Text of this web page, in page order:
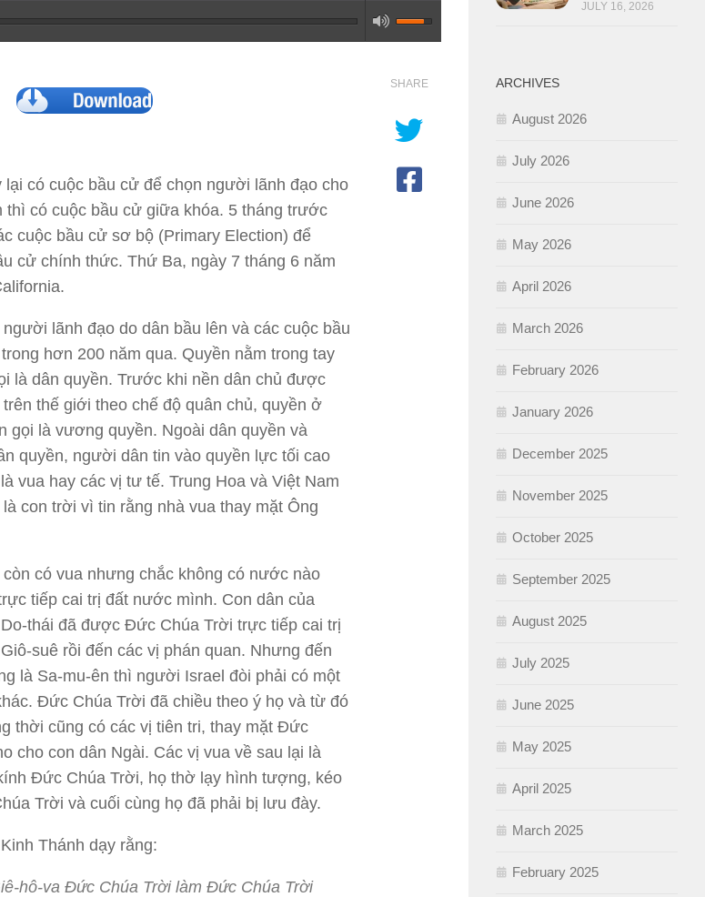
lại có cuộc bầu cử để chọn người lãnh đạo cho
thì có cuộc bầu cử giữa khóa. 5 tháng trước
cuộc bầu cử sơ bộ (Primary Election) để
cử chính thức. Thứ Ba, ngày 7 tháng 6 năm
lãnh đạo do dân bầu lên và các cuộc bầu
hơn 200 năm qua. Quyền nằm trong tay
là dân quyền. Trước khi nền dân chủ được
thế giới theo chế độ quân chủ, quyền ở
gọi là vương quyền. Ngoài dân quyền và
quyền, người dân tin vào quyền lực tối cao
vua hay các vị tư tế. Trung Hoa và Việt Nam
con trời vì tin rằng nhà vua thay mặt Ông
có vua nhưng chắc không có nước nào
tiếp cai trị đất nước mình. Con dân của
thái đã được Đức Chúa Trời trực tiếp cai trị
suê rồi đến các vị phán quan. Nhưng đến
là Sa-mu-ên thì người Israel đòi phải có một
Đức Chúa Trời đã chiều theo ý họ và từ đó
thời cũng có các vị tiên tri, thay mặt Đức
cho con dân Ngài. Các vị vua về sau lại là
Đức Chúa Trời, họ thờ lạy hình tượng, kéo
Trời và cuối cùng họ đã phải bị lưu đày.
Thánh dạy rằng:
hô-va Đức Chúa Trời làm Đức Chúa Trời
SHARE
JULY 16, 2026
ARCHIVES
August 2026
July 2026
June 2026
May 2026
April 2026
March 2026
February 2026
January 2026
December 2025
November 2025
October 2025
September 2025
August 2025
July 2025
June 2025
May 2025
April 2025
March 2025
February 2025